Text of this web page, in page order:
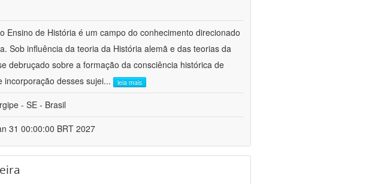
Ensino de História é um campo do conhecimento direcionado
Sob influência da teoria da História alemã e das teorias da
debruçado sobre a formação da consciência histórica de
incorporação desses sujei... leia mais
- SE - Brasil
31 00:00:00 BRT 2027